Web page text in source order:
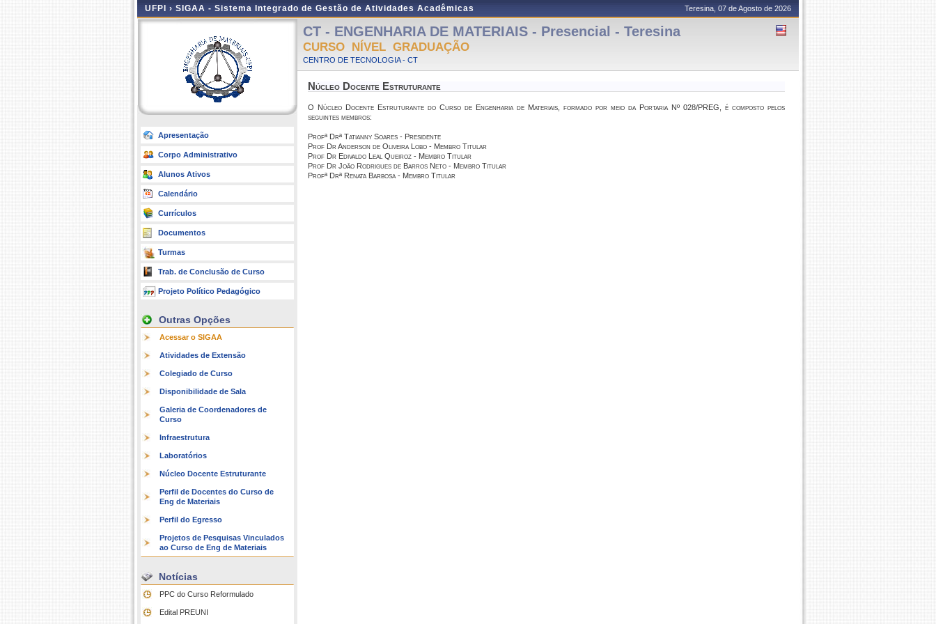
UFPI › SIGAA - Sistema Integrado de Gestão de Atividades Acadêmicas Teresina, 07 de Agosto de 2026
Apresentação
Corpo Administrativo
Alunos Ativos
Calendário
Currículos
Documentos
Turmas
Trab. de Conclusão de Curso
Projeto Político Pedagógico
Outras Opções
Acessar o SIGAA
Atividades de Extensão
Colegiado de Curso
Disponibilidade de Sala
Galeria de Coordenadores de
Curso
Infraestrutura
Laboratórios
Núcleo Docente Estruturante
Perfil de Docentes do Curso de
Eng de Materiais
Perfil do Egresso
Projetos de Pesquisas Vinculados
ao Curso de Eng de Materiais
Notícias
PPC do Curso Reformulado
Edital PREUNI
CT - ENGENHARIA DE MATERIAIS - Presencial - Teresina
CURSO NÍVEL GRADUAÇÃO
CENTRO DE TECNOLOGIA - CT
Núcleo Docente Estruturante
O Núcleo Docente Estruturante do Curso de Engenharia de Materiais, formado por meio da Portaria Nº 028/PREG, é composto pelos
seguintes membros:
Profª Drª Tatianny Soares - Presidente
Prof Dr Anderson de Oliveira Lobo - Membro Titular
Prof Dr Edivaldo Leal Queiroz - Membro Titular
Prof Dr João Rodrigues de Barros Neto - Membro Titular
Profª Drª Renata Barbosa - Membro Titular